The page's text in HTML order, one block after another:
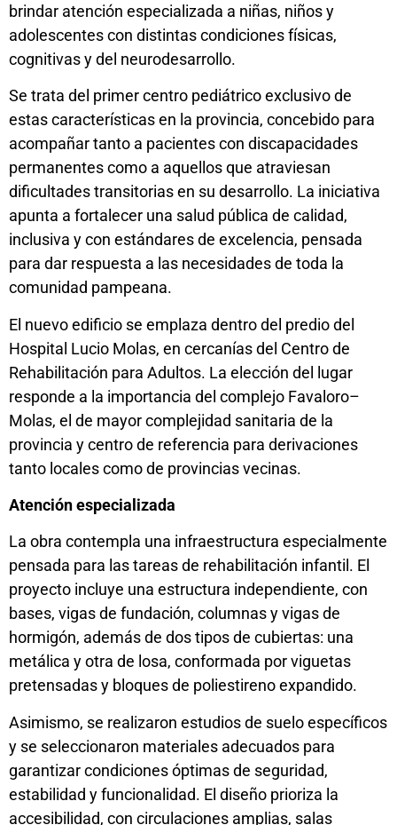
brindar atención especializada a niñas, niños y
adolescentes con distintas condiciones físicas,
cognitivas y del neurodesarrollo.
Se trata del primer centro pediátrico exclusivo de
estas características en la provincia, concebido para
acompañar tanto a pacientes con discapacidades
permanentes como a aquellos que atraviesan
dificultades transitorias en su desarrollo. La iniciativa
apunta a fortalecer una salud pública de calidad,
inclusiva y con estándares de excelencia, pensada
para dar respuesta a las necesidades de toda la
comunidad pampeana.
El nuevo edificio se emplaza dentro del predio del
Hospital Lucio Molas, en cercanías del Centro de
Rehabilitación para Adultos. La elección del lugar
responde a la importancia del complejo Favaloro–
Molas, el de mayor complejidad sanitaria de la
provincia y centro de referencia para derivaciones
tanto locales como de provincias vecinas.
Atención especializada
La obra contempla una infraestructura especialmente
pensada para las tareas de rehabilitación infantil. El
proyecto incluye una estructura independiente, con
bases, vigas de fundación, columnas y vigas de
hormigón, además de dos tipos de cubiertas: una
metálica y otra de losa, conformada por viguetas
pretensadas y bloques de poliestireno expandido.
Asimismo, se realizaron estudios de suelo específicos
y se seleccionaron materiales adecuados para
garantizar condiciones óptimas de seguridad,
estabilidad y funcionalidad. El diseño prioriza la
accesibilidad, con circulaciones amplias, salas